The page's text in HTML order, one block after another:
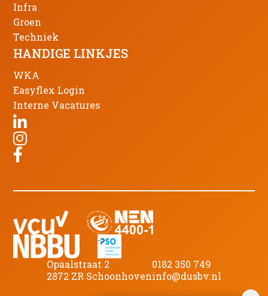
Infra
Groen
Techniek
HANDIGE LINKJES
WKA
Easyflex Login
Interne Vacatures
Opaalstraat 2
2872 ZR Schoonhoven
0182 350 749
info@dusbv.nl